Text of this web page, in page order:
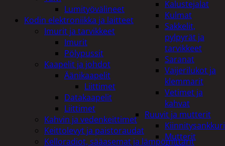
Kalustejalat
Kulmat
Sakkelit,
pylpyrät ja
tarvikkeet
Saranat
Vaijerilukot ja
klemmarit
Vetimet ja
kahvat
Ruuvit ja mutterit
Mutterit
Lumityövälineet
Kodin elektroniikka ja laitteet
Imurit ja tarvikkeet
Imurit
Pölypussit
Kaapelit ja johdot
Äänikaapelit
Liittimet
Datakaapelit
Liittimet
Kahvin ja vedenkeittimet
Keittolevyt ja paistoraudat
Kelloradiot, sääasemat ja lämpömittarit